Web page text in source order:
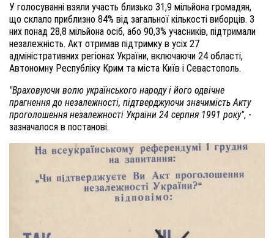
У голосуванні взяли участь близько 31,9 мільйона громадян,
що склало приблизно 84% від загальної кількості виборців. З
них понад 28,8 мільйона осіб, або 90,3% учасників, підтримали
незалежність. Акт отримав підтримку в усіх 27
адміністративних регіонах України, включаючи 24 області,
Автономну Республіку Крим та міста Київ і Севастополь.
"Враховуючи волю українського народу і його одвічне
прагнення до незалежності, підтверджуючи значимість Акту
проголошення незалежності України 24 серпня 1991 року", -
зазначалося в постанові.